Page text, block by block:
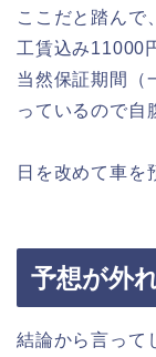
ここだと踏んで
工賃込み11000
当然保証期間（
っているので自
日を改めて車を
予想が外
結論から言って